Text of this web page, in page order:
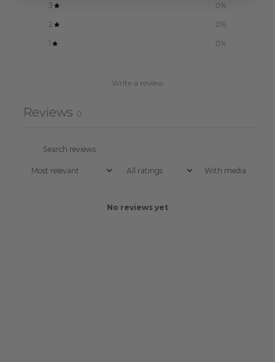
3 0%
2 0%
1 0%
Write a review
Reviews 0
With media
No reviews yet